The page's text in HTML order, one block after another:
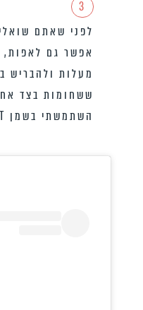
3
לפני שאתם
מעלות ולהבריש
ששחומות בצד
השתמשתי בשמן MCT